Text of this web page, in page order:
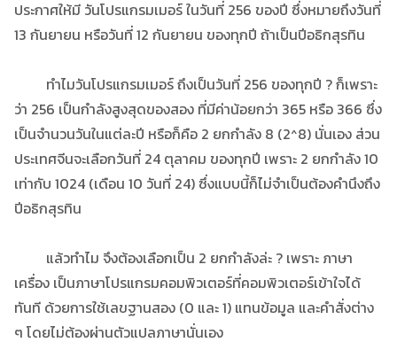
ประกาศให้มี วันโปรแกรมเมอร์ ในวันที่ 256 ของปี ซึ่งหมายถึงวันที่
13 กันยายน หรือวันที่ 12 กันยายน ของทุกปี ถ้าเป็นปีอธิกสุรทิน
ทำไมวันโปรแกรมเมอร์ ถึงเป็นวันที่ 256 ของทุกปี ? ก็เพราะ
ว่า 256 เป็นกำลังสูงสุดของสอง ที่มีค่าน้อยกว่า 365 หรือ 366 ซึ่ง
เป็นจำนวนวันในแต่ละปี หรือก็คือ 2 ยกกำลัง 8 (2^8) นั่นเอง ส่วน
ประเทศจีนจะเลือกวันที่ 24 ตุลาคม ของทุกปี เพราะ 2 ยกกำลัง 10
เท่ากับ 1024 (เดือน 10 วันที่ 24) ซึ่งแบบนี้ก็ไม่จำเป็นต้องคำนึงถึง
ปีอธิกสุรทิน
แล้วทำไม จึงต้องเลือกเป็น 2 ยกกำลังล่ะ ? เพราะ ภาษา
เครื่อง เป็นภาษาโปรแกรมคอมพิวเตอร์ที่คอมพิวเตอร์เข้าใจได้
ทันที ด้วยการใช้เลขฐานสอง (0 และ 1) แทนข้อมูล และคำสั่งต่าง
ๆ โดยไม่ต้องผ่านตัวแปลภาษานั่นเอง